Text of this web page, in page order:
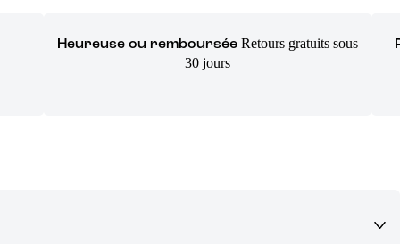
Heureuse ou remboursée Retours gratuits sous
30 jours